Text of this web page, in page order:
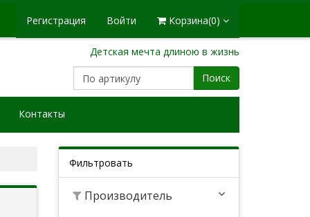
Детская мечта длиною в жизнь
Регистрация Войти Корзина(0)
Поиск
Контакты
Фильтровать
Производитель